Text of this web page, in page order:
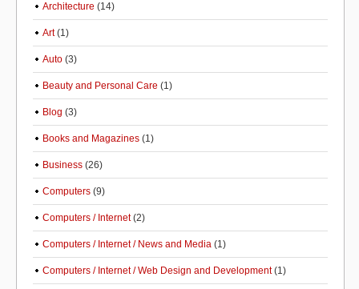
Architecture (14)
Art(1)
Auto (3)
Beauty and Personal Care (1)
Blog (3)
Books and Magazines (1)
Business (26)
Computers (9)
Computers / Internet(2)
Computers / Internet / News and Media (1)
Computers / Internet / Web Design and Development(1)